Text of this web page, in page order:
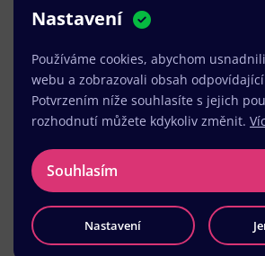
VENART s.r.o.
Nastavení
Používáme cookies, abychom
webu a zobrazovali obsah
Potvrzením níže souhlasíte s jejich
rozhodnutí můžete kdykoliv změnit.
Souhlasím
Nastavení